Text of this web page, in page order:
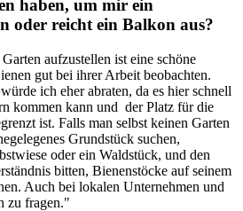
haben, um mir ein
oder reicht ein Balkon aus?
aufzustellen ist eine schöne
gut bei ihrer Arbeit beobachten.
ich eher abraten, da es hier schnell
kommen kann und der Platz für die
ist. Falls man selbst keinen Garten
Grundstück suchen,
oder ein Waldstück, und den
bitten, Bienenstöcke auf seinem
Auch bei lokalen Unternehmen und
zu fragen."